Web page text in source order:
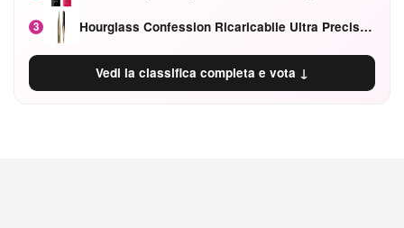
3 Hourglass Confession Ricaricabile Ultra Preciso Ad Alta Intensità Secretly Classic Red
Vedi la classifica completa e vota ↓